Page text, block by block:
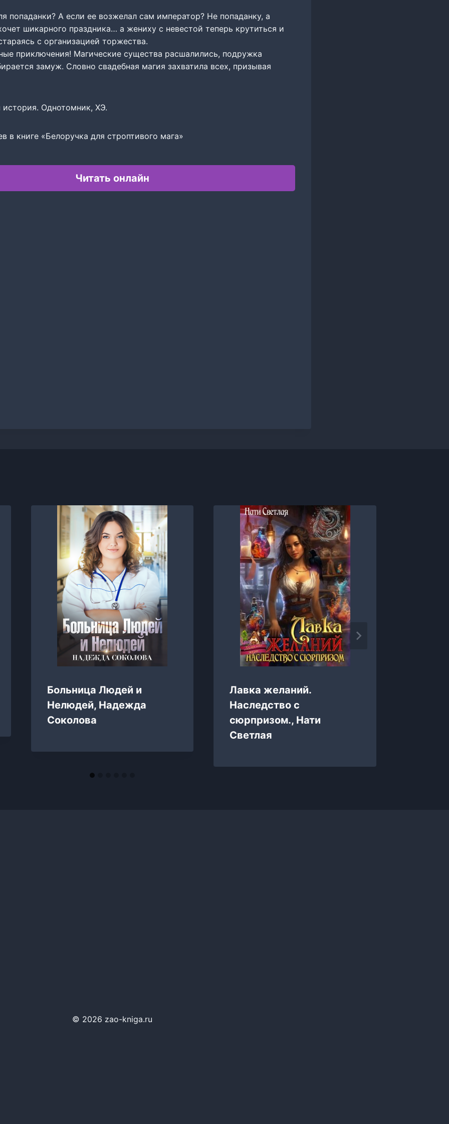
попаданки? А если ее возжелал сам император? Не попаданку, а
шикарного праздника… а жениху с невестой теперь крутиться и
с организацией торжества.
приключения! Магические существа расшалились, подружка
замуж. Словно свадебная магия захватила всех, призывая
история. Однотомник, ХЭ.
в книге «Белоручка для строптивого мага»
Читать онлайн
Больница Людей и
Нелюдей, Надежда
Соколова
Лавка желаний.
Наследство с
сюрпризом., Нати
Светлая
© 2026 zao-kniga.ru